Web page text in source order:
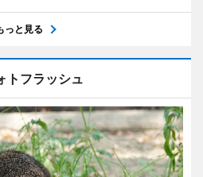
っと見る
トフラッシュ